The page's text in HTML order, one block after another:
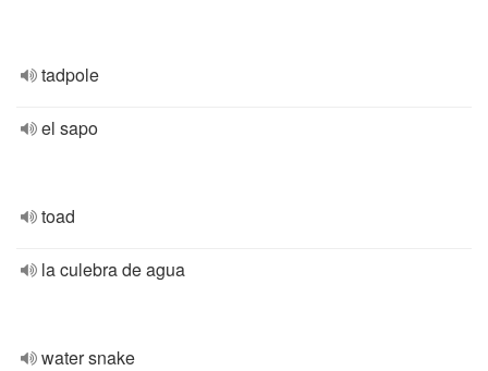
tadpole
el sapo
toad
la culebra de agua
water snake